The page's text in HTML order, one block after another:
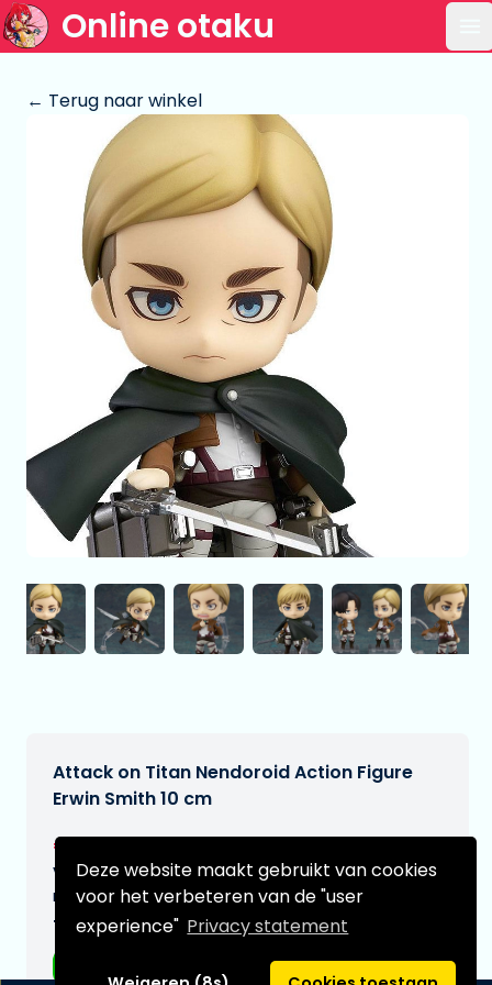
Deze website maakt gebruikt van cookies
voor het verbeteren van de "user
experience" Privacy statement
Online otaku
← Terug naar winkel
Attack on Titan Nendoroid Action Figure
Erwin Smith 10 cm
€59,99
Verwachtte leverdatum:
n.v.t.
Type: